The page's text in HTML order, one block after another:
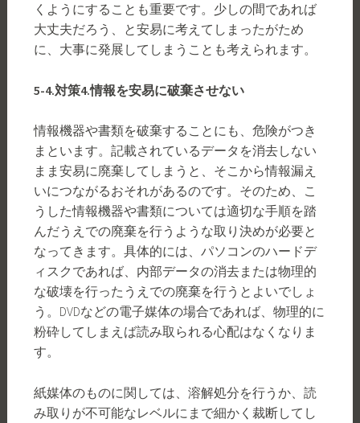
くようにすることも重要です。少しの間であれば
大丈夫だろう、と安易に考えてしまったがため
に、大事に発展してしまうことも考えられます。
5-4.対策4.情報を安易に破棄させない
情報機器や書類を破棄することにも、危険がつき
まといます。記載されているデータを消去しない
まま安易に廃棄してしまうと、そこから情報漏え
いにつながるおそれがあるのです。そのため、こ
うした情報機器や書類については適切な手順を踏
んだうえでの廃棄を行うような取り決めが必要と
なってきます。具体的には、パソコンのハードデ
ィスクであれば、内部データの消去または物理的
な破壊を行ったうえでの廃棄を行うとよいでしょ
う。DVDなどの電子媒体の場合であれば、物理的に
粉砕してしまえば読み取られる心配はなくなりま
す。
紙媒体のものに関しては、溶解処分を行うか、読
み取りが不可能なレベルにまで細かく裁断してし